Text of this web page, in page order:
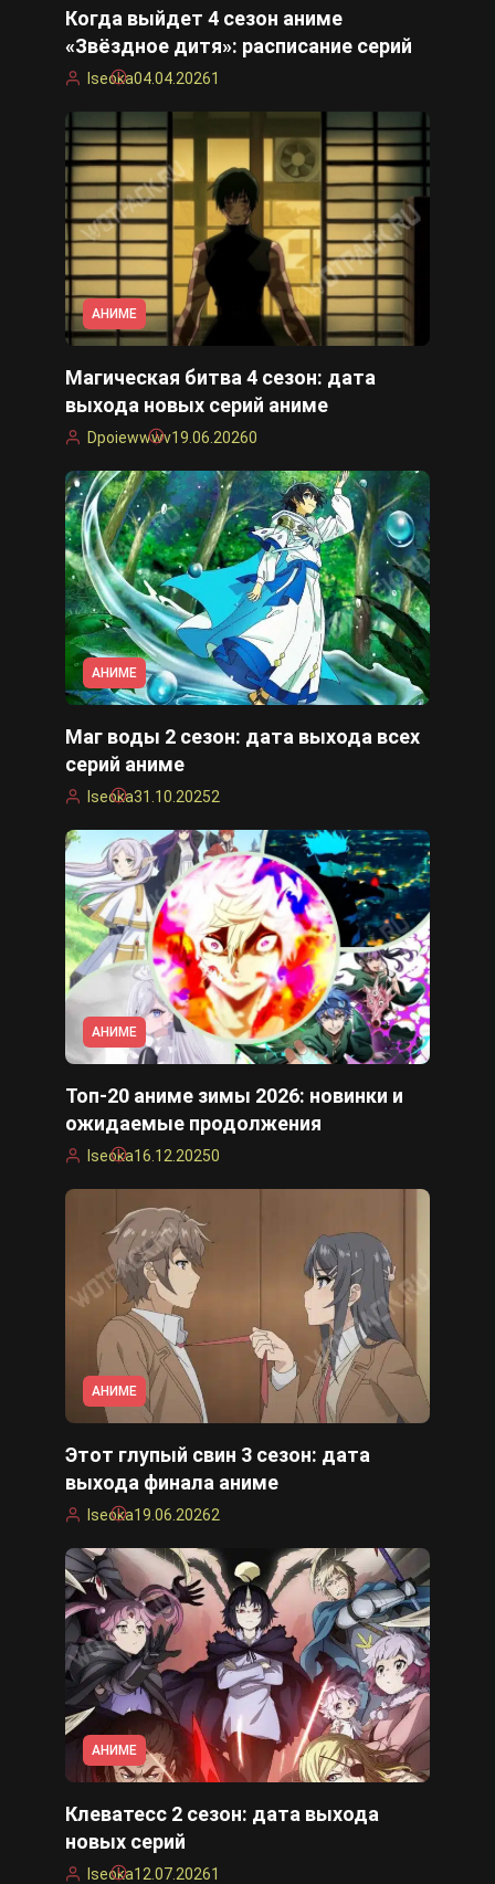
Когда выйдет 4 сезон аниме
«Звёздное дитя»: расписание серий
Iseoka04.04.20261
АНИМЕ
Магическая битва 4 сезон: дата
выхода новых серий аниме
Dpoiewwwv19.06.20260
АНИМЕ
Маг воды 2 сезон: дата выхода всех
серий аниме
Iseoka31.10.20252
АНИМЕ
Топ-20 аниме зимы 2026: новинки и
ожидаемые продолжения
Iseoka16.12.20250
АНИМЕ
Этот глупый свин 3 сезон: дата
выхода финала аниме
Iseoka19.06.20262
АНИМЕ
Клеватесс 2 сезон: дата выхода
новых серий
Iseoka12.07.20261